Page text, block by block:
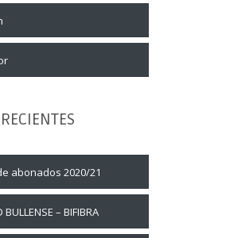
abonados 2020/21
– BIFIBRA